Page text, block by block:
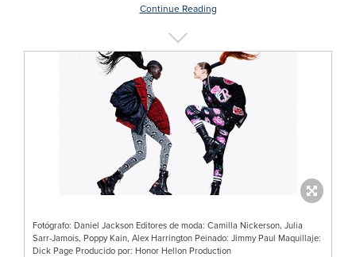
Continue Reading
Fotógrafo: Daniel Jackson Editores de moda: Camilla Nickerson, Julia
Sarr-Jamois, Poppy Kain, Alex Harrington Peinado: Jimmy Paul Maquillaje:
Dick Page Producido por: Honor Hellon Production